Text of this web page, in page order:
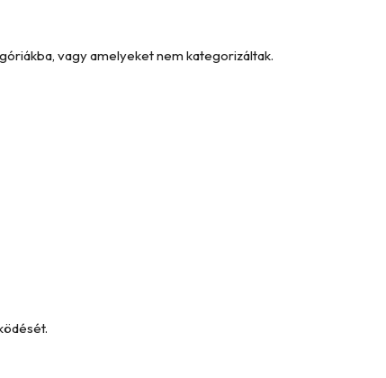
vagy amelyeket nem kategorizáltak.